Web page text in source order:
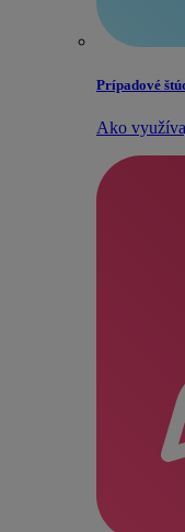
Prípadové
Ako